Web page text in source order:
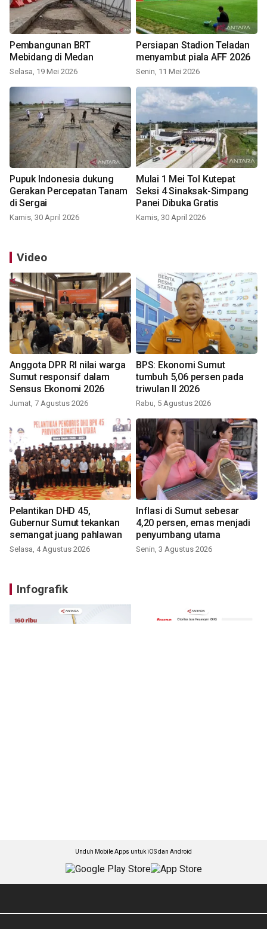
Pembangunan BRT
Mebidang di Medan
Selasa, 19 Mei 2026
Persiapan Stadion Teladan
menyambut piala AFF 2026
Senin, 11 Mei 2026
Pupuk Indonesia dukung
Gerakan Percepatan Tanam
di Sergai
Kamis, 30 April 2026
Mulai 1 Mei Tol Kutepat
Seksi 4 Sinaksak-Simpang
Panei Dibuka Gratis
Kamis, 30 April 2026
Video
Anggota DPR RI nilai warga
Sumut responsif dalam
Sensus Ekonomi 2026
Jumat, 7 Agustus 2026
BPS: Ekonomi Sumut
tumbuh 5,06 persen pada
triwulan II 2026
Rabu, 5 Agustus 2026
Pelantikan DHD 45,
Gubernur Sumut tekankan
semangat juang pahlawan
Selasa, 4 Agustus 2026
Inflasi di Sumut sebesar
4,20 persen, emas menjadi
penyumbang utama
Senin, 3 Agustus 2026
Infografik
Unduh Mobile Apps untuk iOS dan Android